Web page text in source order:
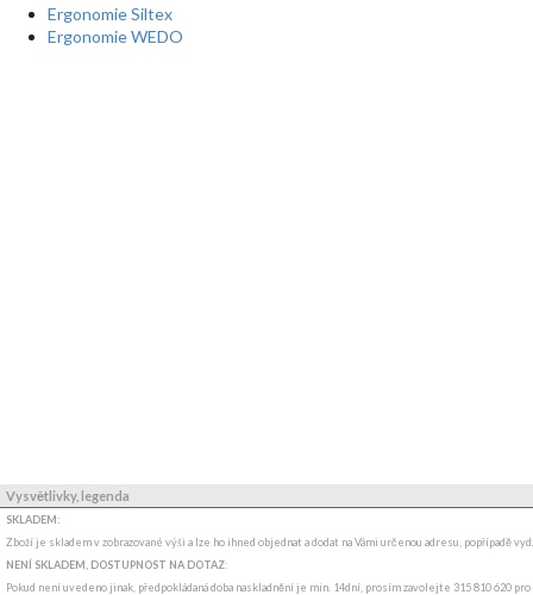
Ergonomie Siltex
Ergonomie WEDO
Vysvětlivky, legenda
SKLADEM:
Zboží je skladem v zobrazované výši a lze ho ihned objednat a dodat na Vámi určenou adresu, popřípadě
NENÍ SKLADEM, DOSTUPNOST NA DOTAZ:
Pokud není uvedeno jinak, předpokládaná doba naskladnění je min. 14dní, prosím zavolejte 315 810 620